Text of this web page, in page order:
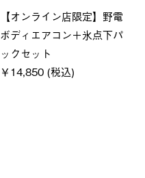
【オンライン店限定】野電
ボディエアコン＋氷点下パ
ックセット
￥14,850 (税込)